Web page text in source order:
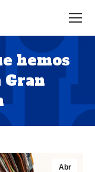
hemos
Abr